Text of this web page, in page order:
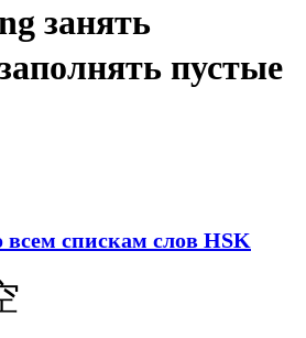
занять
пустые
всем спискам слов HSK